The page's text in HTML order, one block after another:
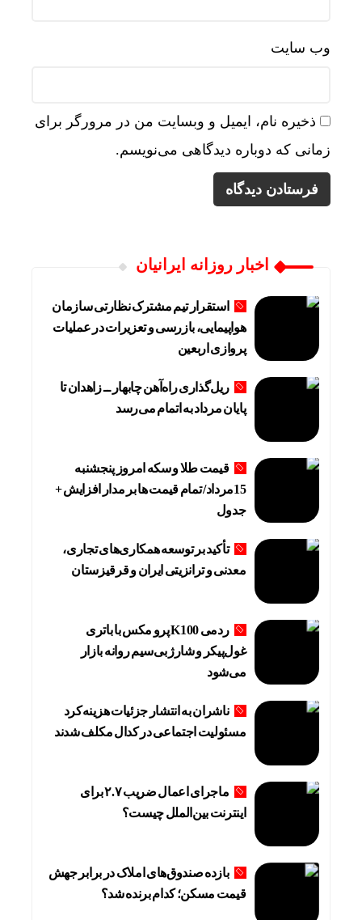
وب‌ سایت
ذخیره نام، ایمیل و وبسایت من در مرورگر برای
زمانی که دوباره دیدگاهی می‌نویسم.
اخبار روزانه ایرانیان
استقرار تیم مشترک نظارتی سازمان
هواپیمایی، بازرسی و تعزیرات در عملیات
پروازی اربعین
ریل‌گذاری راه‌آهن چابهار ــ زاهدان تا
پایان مرداد به اتمام می‌رسد
قیمت طلا و سکه امروز پنجشنبه
15مرداد/ تمام قیمت ها بر مدار افزایش +
جدول
تأکید بر توسعه همکاری‌های تجاری،
معدنی و ترانزیتی ایران و قرقیزستان
ردمی K100 پرو مکس با باتری
غول‌پیکر و شارژ بی‌سیم روانه بازار
می‌شود
ناشران به انتشار جزئیات هزینه‌کرد
مسئولیت اجتماعی در کدال مکلف شدند
ماجرای اعمال ضریب ۲.۷ برای
اینترنت بین‌الملل چیست؟
بازده صندوق‌های املاک در برابر جهش
قیمت مسکن؛ کدام برنده شد؟